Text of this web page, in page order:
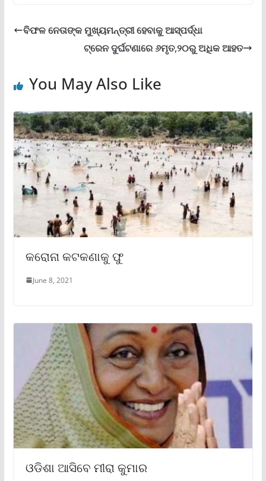
ବିଫଳ ନେତାଙ୍କ ମୁଖ୍ୟମନ୍ତ୍ରୀ ହେବାକୁ ଆସ୍ପର୍ଦ୍ଧା
ଟ୍ରେନ ଦୁର୍ଘଟଣାରେ ୬ମୃତ,୨୦ରୁ ଅଧିକ ଆହତ
You May Also Like
କରୋନା କଟକଣାକୁ ଫୁ
June 8, 2021
ଓଡିଶା ଆସିବେ ମୀରା କୁମାର